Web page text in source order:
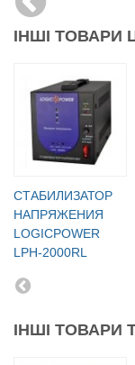
ІНШІ ТОВАРИ
СТАБИЛИЗАТОР
НАПРЯЖЕНИЯ
LOGICPOWER
LPH-2000RL
ІНШІ ТОВАРИ